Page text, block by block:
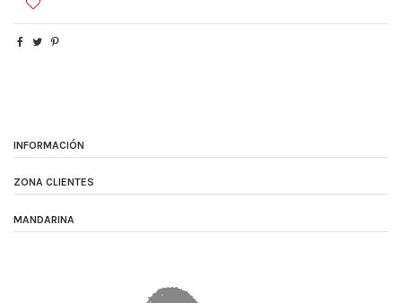
INFORMACIÓN
ZONA CLIENTES
MANDARINA